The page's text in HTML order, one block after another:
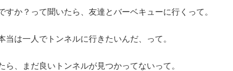
か？って聞いたら、友達とバーベキューに行くって。
は一人でトンネルに行きたいんだ、って。
、まだ良いトンネルが見つかってないって。